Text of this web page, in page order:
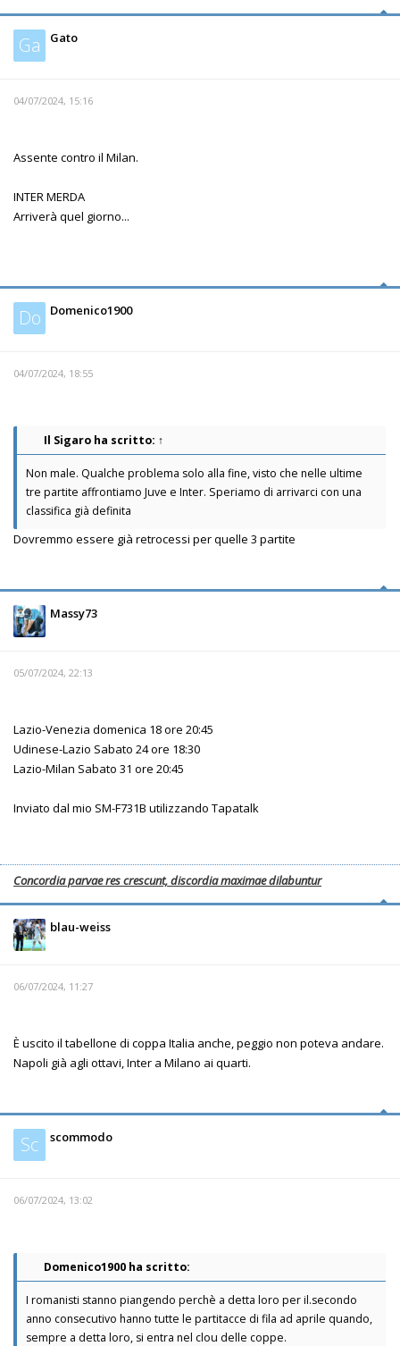
Ga Gato
04/07/2024, 15:16
Assente contro il Milan.
INTER MERDA
Arriverà quel giorno...
Do Domenico1900
04/07/2024, 18:55
Il Sigaro ha scritto: ↑
Non male. Qualche problema solo alla fine, visto che nelle ultime
tre partite affrontiamo Juve e Inter. Speriamo di arrivarci con una
classifica già definita
Dovremmo essere già retrocessi per quelle 3 partite
Massy73
05/07/2024, 22:13
Lazio-Venezia domenica 18 ore 20:45
Udinese-Lazio Sabato 24 ore 18:30
Lazio-Milan Sabato 31 ore 20:45
Inviato dal mio SM-F731B utilizzando Tapatalk
Concordia parvae res crescunt, discordia maximae dilabuntur
blau-weiss
06/07/2024, 11:27
È uscito il tabellone di coppa Italia anche, peggio non poteva andare.
Napoli già agli ottavi, Inter a Milano ai quarti.
Sc scommodo
06/07/2024, 13:02
Domenico1900 ha scritto:
I romanisti stanno piangendo perchè a detta loro per il.secondo
anno consecutivo hanno tutte le partitacce di fila ad aprile quando,
sempre a detta loro, si entra nel clou delle coppe.